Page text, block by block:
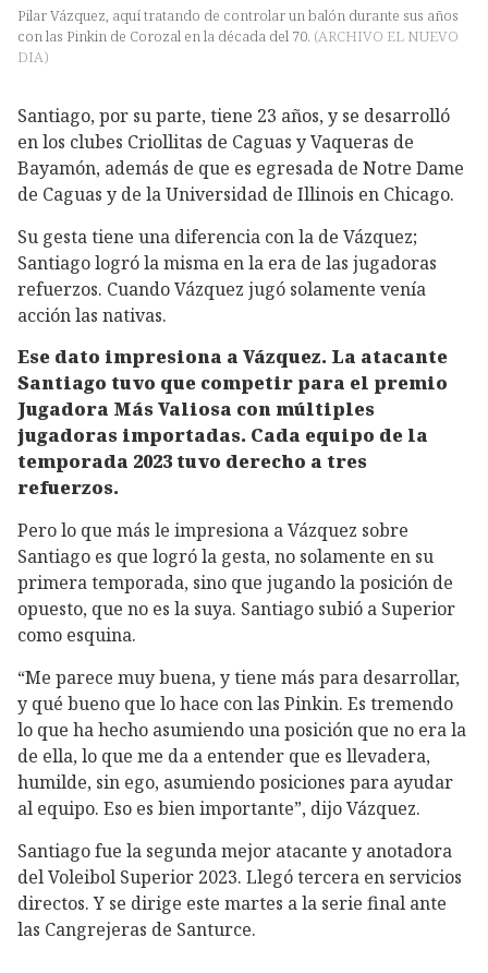
Pilar Vázquez, aquí tratando de controlar un balón durante sus años
con las Pinkin de Corozal en la década del 70. (ARCHIVO EL NUEVO
DIA)
Santiago, por su parte, tiene 23 años, y se desarrolló
en los clubes Criollitas de Caguas y Vaqueras de
Bayamón, además de que es egresada de Notre Dame
de Caguas y de la Universidad de Illinois en Chicago.
Su gesta tiene una diferencia con la de Vázquez;
Santiago logró la misma en la era de las jugadoras
refuerzos. Cuando Vázquez jugó solamente venía
acción las nativas.
Ese dato impresiona a Vázquez. La atacante
Santiago tuvo que competir para el premio
Jugadora Más Valiosa con múltiples
jugadoras importadas. Cada equipo de la
temporada 2023 tuvo derecho a tres
refuerzos.
Pero lo que más le impresiona a Vázquez sobre
Santiago es que logró la gesta, no solamente en su
primera temporada, sino que jugando la posición de
opuesto, que no es la suya. Santiago subió a Superior
como esquina.
“Me parece muy buena, y tiene más para desarrollar,
y qué bueno que lo hace con las Pinkin. Es tremendo
lo que ha hecho asumiendo una posición que no era la
de ella, lo que me da a entender que es llevadera,
humilde, sin ego, asumiendo posiciones para ayudar
al equipo. Eso es bien importante”, dijo Vázquez.
Santiago fue la segunda mejor atacante y anotadora
del Voleibol Superior 2023. Llegó tercera en servicios
directos. Y se dirige este martes a la serie final ante
las Cangrejeras de Santurce.